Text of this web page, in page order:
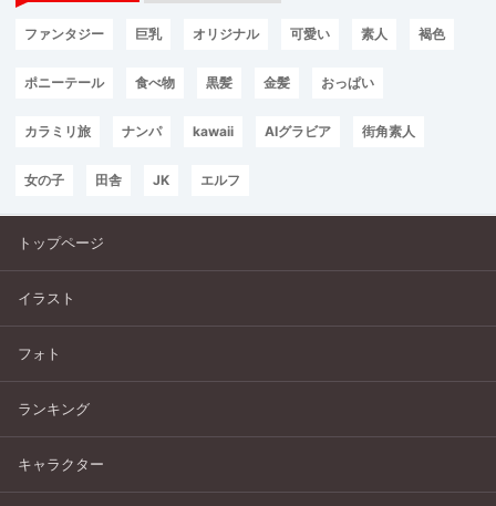
ファンタジー 巨乳 オリジナル 可愛い 素人 褐色
ポニーテール 食べ物 黒髪 金髪 おっぱい
カラミリ旅 ナンパ kawaii AIグラビア 街角素人
女の子 田舎 JK エルフ
トップページ
イラスト
フォト
ランキング
キャラクター